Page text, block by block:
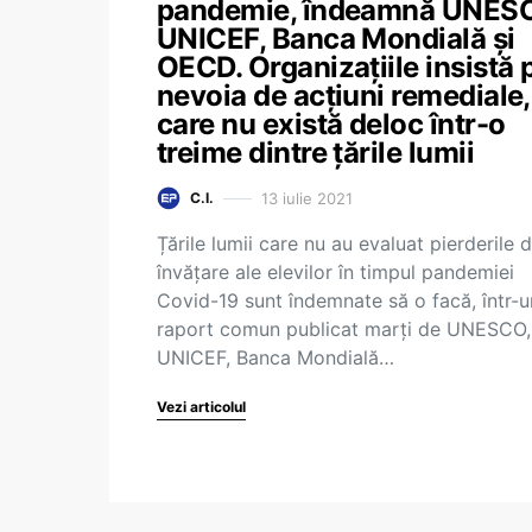
pandemie, îndeamnă
UNICEF, Banca Mondială și
OECD. Organizațiile insistă
nevoia de acțiuni remediale,
care nu există deloc într-o
treime dintre țările lumii
C.I. 13 iulie 2021
Țările lumii care nu au evaluat pierderile
învățare ale elevilor în timpul pandemiei
Covid-19 sunt îndemnate să o facă, într-
raport comun publicat marți de UNESCO,
UNICEF, Banca Mondială…
Vezi articolul